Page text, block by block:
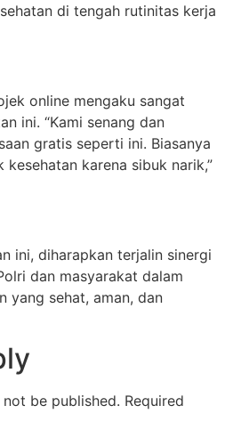
di tengah rutinitas kerja
online mengaku sangat
ini. “Kami senang dan
gratis seperti ini. Biasanya
karena sibuk narik,”
ini, diharapkan terjalin sinergi
dan masyarakat dalam
yang sehat, aman, dan
be published. Required